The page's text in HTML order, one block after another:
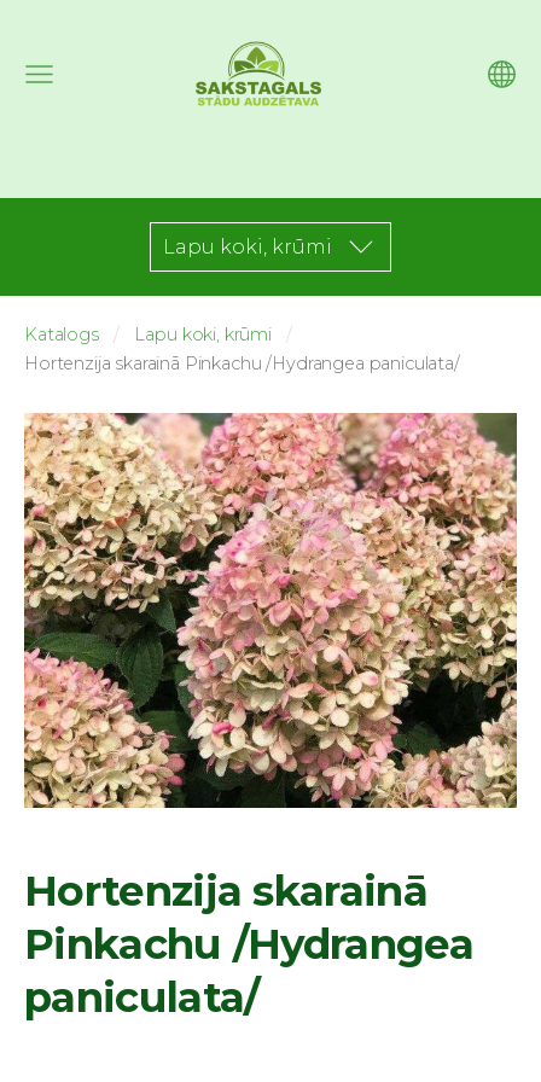
Lapu koki, krūmi
Katalogs
Lapu koki, krūmi
Hortenzija skarainā Pinkachu /Hydrangea paniculata/
Hortenzija skarainā
Pinkachu /Hydrangea
paniculata/